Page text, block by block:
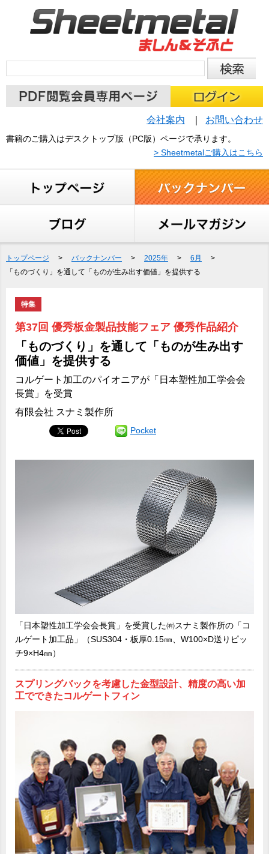
会社案内 お問い合わせ
書籍のご購入はデスクトップ版（PC版）ページで承ります。
> Sheetmetalご購入はこちら
トップページ > バックナンバー > 2025年 > 6月
>
「ものづくり」を通して「ものが生み出す価値」を提供する
特集
第37回 優秀板金製品技能フェア 優秀作品紹介
「ものづくり」を通して「ものが生み出す
価値」を提供する
コルゲート加工のパイオニアが「日本塑性加工学会会
長賞」を受賞
有限会社 スナミ製作所
Pocket
「日本塑性加工学会会長賞」を受賞した㈲スナミ製作所の「コ
ルゲート加工品」（SUS304・板厚0.15㎜、W100×D送りピッ
チ9×H4㎜）
スプリングバックを考慮した金型設計、精度の高い加
工でできたコルゲートフィン